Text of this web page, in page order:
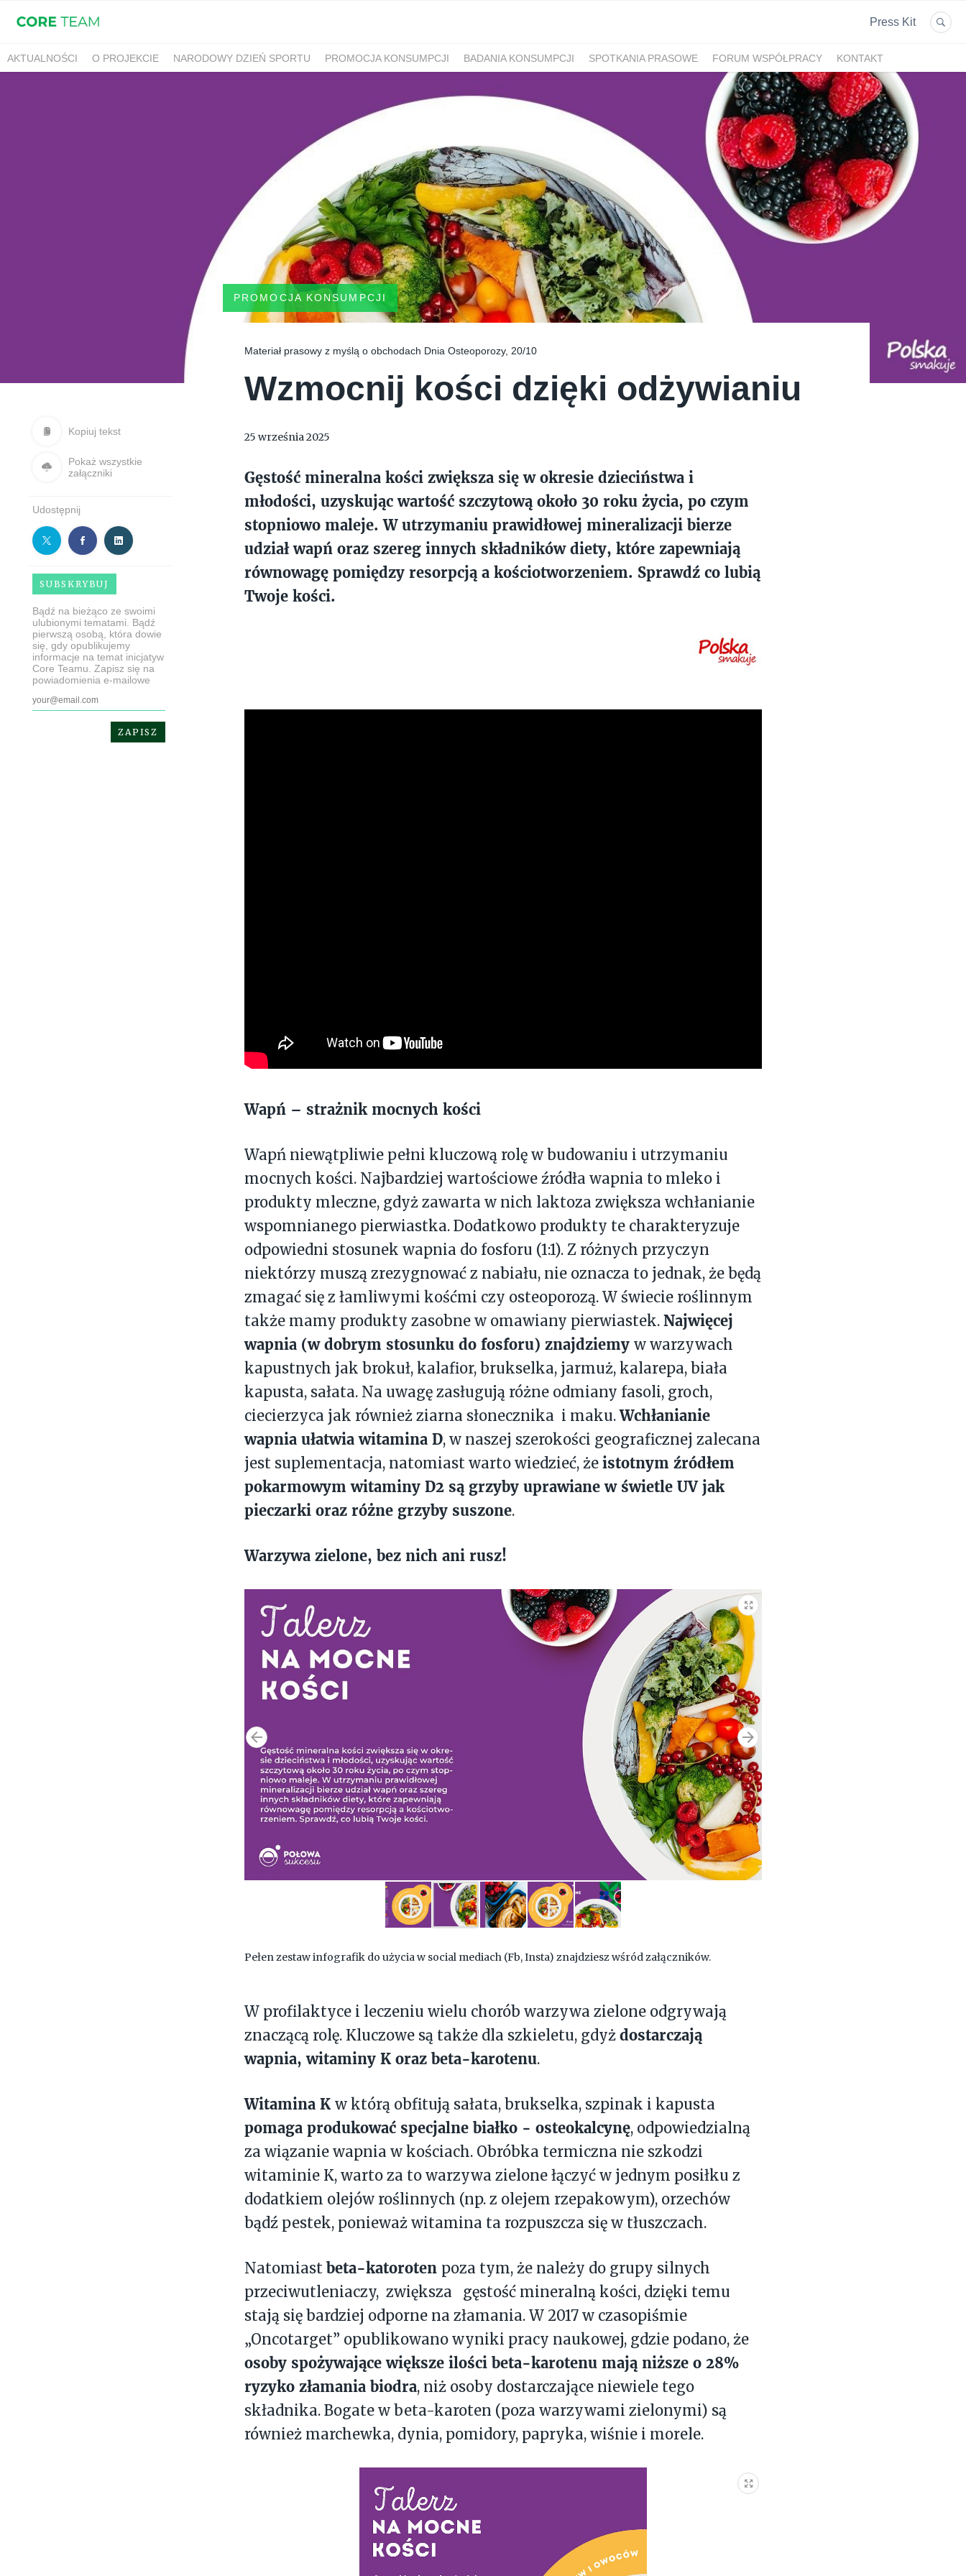
Press Kit
AKTUALNOŚCI O PROJEKCIE NARODOWY DZIEŃ SPORTU PROMOCJA KONSUMPCJI BADANIA KONSUMPCJI SPOTKANIA PRASOWE FORUM WSPÓŁPRACY KONTAKT
Kopiuj tekst
Pokaż wszystkie
załączniki
Udostępnij
SUBSKRYBUJ
Bądź na bieżąco ze swoimi
ulubionymi tematami. Bądź
pierwszą osobą, która dowie
się, gdy opublikujemy
informacje na temat inicjatyw
Core Teamu. Zapisz się na
powiadomienia e-mailowe
PROMOCJA KONSUMPCJI
Materiał prasowy z myślą o obchodach Dnia Osteoporozy, 20/10
Wzmocnij kości dzięki odżywianiu
25 września 2025
Gęstość mineralna kości zwiększa się w okresie dzieciństwa i
młodości, uzyskując wartość szczytową około 30 roku życia, po czym
stopniowo maleje. W utrzymaniu prawidłowej mineralizacji bierze
udział wapń oraz szereg innych składników diety, które zapewniają
równowagę pomiędzy resorpcją a kościotworzeniem. Sprawdź co lubią
Twoje kości.
Wapń – strażnik mocnych kości
Wapń niewątpliwie pełni kluczową rolę w budowaniu i utrzymaniu
mocnych kości. Najbardziej wartościowe źródła wapnia to mleko i
produkty mleczne, gdyż zawarta w nich laktoza zwiększa wchłanianie
wspomnianego pierwiastka. Dodatkowo produkty te charakteryzuje
odpowiedni stosunek wapnia do fosforu (1:1). Z różnych przyczyn
niektórzy muszą zrezygnować z nabiału, nie oznacza to jednak, że będą
zmagać się z łamliwymi kośćmi czy osteoporozą. W świecie roślinnym
także mamy produkty zasobne w omawiany pierwiastek. Najwięcej
wapnia (w dobrym stosunku do fosforu) znajdziemy w warzywach
kapustnych jak brokuł, kalafior, brukselka, jarmuż, kalarepa, biała
kapusta, sałata. Na uwagę zasługują różne odmiany fasoli, groch,
ciecierzyca jak również ziarna słonecznika i maku.Wchłanianie
wapnia ułatwia witamina D, w naszej szerokości geograficznej zalecana
jest suplementacja, natomiast warto wiedzieć, że istotnym źródłem
pokarmowym witaminy D2 są grzyby uprawiane w świetle UV jak
pieczarki oraz różne grzyby suszone.
Warzywa zielone, bez nich ani rusz!
Pełen zestaw infografik do użycia w social mediach (Fb, Insta) znajdziesz wśród załączników.
W profilaktyce i leczeniu wielu chorób warzywa zielone odgrywają
znaczącą rolę. Kluczowe są także dla szkieletu, gdyż dostarczają
wapnia, witaminy K oraz beta-karotenu.
Witamina K w którą obfitują sałata, brukselka, szpinak i kapusta
pomaga produkować specjalne białko - osteokalcynę, odpowiedzialną
za wiązanie wapnia w kościach. Obróbka termiczna nie szkodzi
witaminie K, warto za to warzywa zielone łączyć w jednym posiłku z
dodatkiem olejów roślinnych (np. z olejem rzepakowym), orzechów
bądź pestek, ponieważ witamina ta rozpuszcza się w tłuszczach.
Natomiast beta-katoroten poza tym, że należy do grupy silnych
przeciwutleniaczy, zwiększa gęstość mineralną kości, dzięki temu
stają się bardziej odporne na złamania. W 2017 w czasopiśmie
„Oncotarget” opublikowano wyniki pracy naukowej, gdzie podano, że
osoby spożywające większe ilości beta-karotenu mają niższe o 28%
ryzyko złamania biodra, niż osoby dostarczające niewiele tego
składnika. Bogate w beta-karoten (poza warzywami zielonymi) są
również marchewka, dynia, pomidory, papryka, wiśnie i morele.